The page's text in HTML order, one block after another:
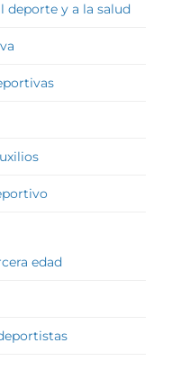
deporte y a la salud
edad